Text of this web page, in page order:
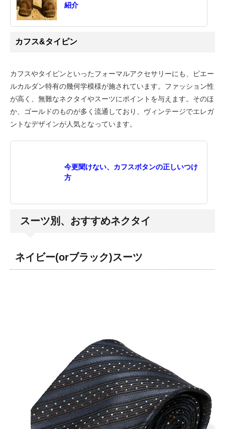
紹介
カフス&タイピン
カフスやタイピンといったフォーマルアクセサリーにも、ピエー
ルカルダン特有の幾何学模様が施されています。ファッション性
が高く、無難なネクタイやスーツにポイントを与えます。そのほ
か、ゴールドのものが多く流通しており、ヴィンテージでエレガ
ントなデザインが人気となっています。
今更聞けない、カフスボタンの正しいつけ
方
スーツ別、おすすめネクタイ
ネイビー(orブラック)スーツ